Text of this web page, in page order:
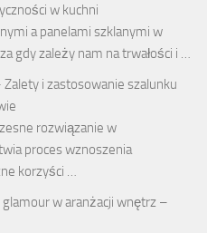
w kuchni
a panelami szklanymi w
gdy zależy nam na trwałości i …
i zastosowanie szalunku
rozwiązanie w
proces wznoszenia
korzyści …
w aranżacji wnętrz –